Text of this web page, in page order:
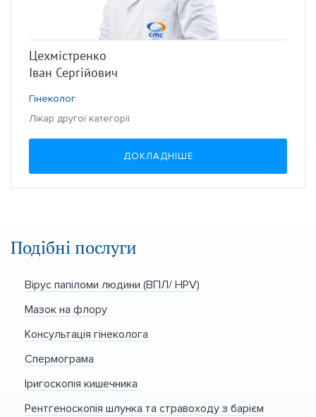
Цехмістренко
Іван Сергійович
Гінеколог
Лікар другої категорії
ДОКЛАДНІШЕ
Подібні послуги
Вірус папіломи людини (ВПЛ/ HPV)
Мазок на флору
Консультація гінеколога
Спермограма
Іригоскопія кишечника
Рентгеноскопія шлунка та стравоходу з барієм